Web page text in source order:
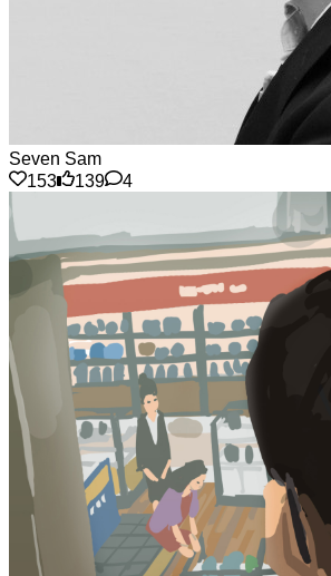
Seven Sam
153
139 4